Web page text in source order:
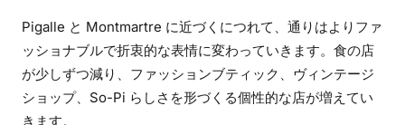
Pigalle と Montmartre に近づくにつれて、通りはよりファ
ッショナブルで折衷的な表情に変わっていきます。食の店
が少しずつ減り、ファッションブティック、ヴィンテージ
ショップ、So-Pi らしさを形づくる個性的な店が増えてい
きます。